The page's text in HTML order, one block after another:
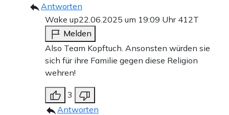
Antworten
Wake up22.06.2025 um 19:09 Uhr 412T
Melden
Also Team Kopftuch. Ansonsten würden sie
sich für ihre Familie gegen diese Religion
wehren!
3
Antworten